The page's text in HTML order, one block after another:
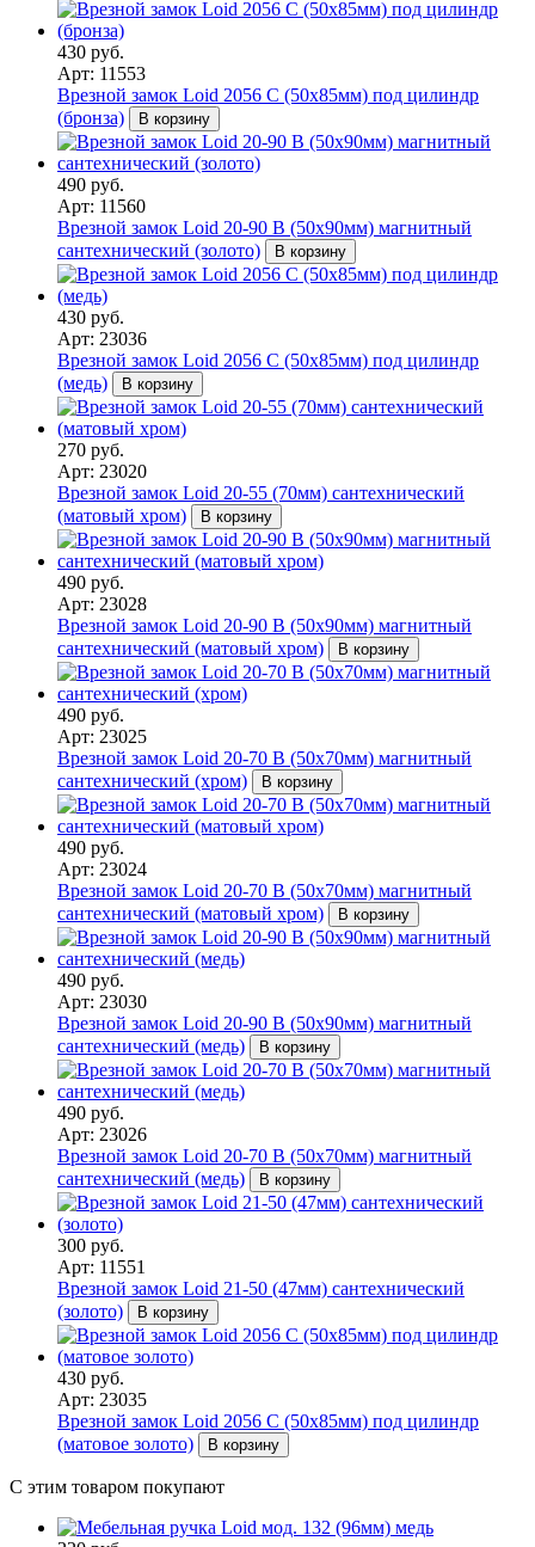
430 руб.
Арт: 11553
Врезной замок Loid 2056 С (50х85мм) под цилиндр
(бронза)
В корзину
490 руб.
Арт: 11560
Врезной замок Loid 20-90 B (50х90мм) магнитный
сантехнический (золото)
В корзину
430 руб.
Арт: 23036
Врезной замок Loid 2056 С (50х85мм) под цилиндр
(медь)
В корзину
270 руб.
Арт: 23020
Врезной замок Loid 20-55 (70мм) сантехнический
(матовый хром)
В корзину
490 руб.
Арт: 23028
Врезной замок Loid 20-90 B (50х90мм) магнитный
сантехнический (матовый хром)
В корзину
490 руб.
Арт: 23025
Врезной замок Loid 20-70 B (50х70мм) магнитный
сантехнический (хром)
В корзину
490 руб.
Арт: 23024
Врезной замок Loid 20-70 B (50х70мм) магнитный
сантехнический (матовый хром)
В корзину
490 руб.
Арт: 23030
Врезной замок Loid 20-90 B (50х90мм) магнитный
сантехнический (медь)
В корзину
490 руб.
Арт: 23026
Врезной замок Loid 20-70 B (50х70мм) магнитный
сантехнический (медь)
В корзину
300 руб.
Арт: 11551
Врезной замок Loid 21-50 (47мм) сантехнический
(золото)
В корзину
430 руб.
Арт: 23035
Врезной замок Loid 2056 С (50х85мм) под цилиндр
(матовое золото)
В корзину
С этим товаром покупают